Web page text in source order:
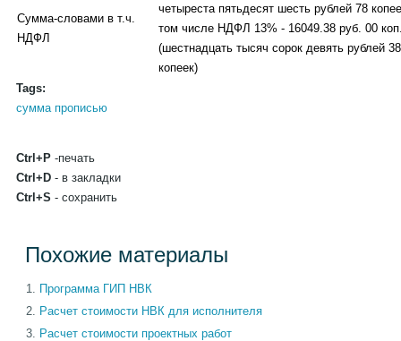
Сумма-словами в т.ч.
НДФЛ
четыреста пятьдесят шесть рублей 78
том числе НДФЛ 13% - 16049.38 руб. 00
(шестнадцать тысяч сорок девять рублей 38
копеек)
Tags:
сумма прописью
Ctrl+P -печать
Ctrl+D - в закладки
Ctrl+S - сохранить
Похожие материалы
Программа ГИП НВК
Расчет стоимости НВК для исполнителя
Расчет стоимости проектных работ